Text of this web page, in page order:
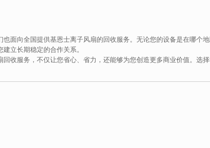
面向全国提供基恩士离子风扇的回收服务。无论您的设备是在哪个
立长期稳定的合作关系。
回收服务，不仅让您省心、省力，还能够为您创造更多商业价值。选